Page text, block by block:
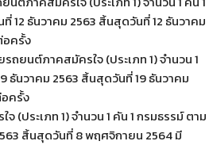
12 ธันวาคม 2563 สิ้นสุดวันที่ 12 ธันวาคม
ครั้ง
ถยนต์ภาคสมัครใจ (ประเภท 1) จำนวน 1
ธันวาคม 2563 สิ้นสุดวันที่ 19 ธันวาคม
ครั้ง
ประเภท 1) จำนวน 1 คัน 1 กรมธรรม์ ตาม
สิ้นสุดวันที่ 8 พฤศจิกายน 2564 มี